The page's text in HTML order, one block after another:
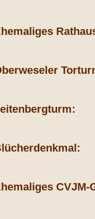
CVJM-